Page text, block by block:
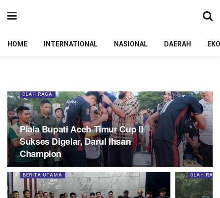
HOME INTERNATIONAL NASIONAL DAERAH
OLAH RAGA
Piala Bupati Aceh Timur Cup II
Sukses Digelar, Darul Ihsan
Champion
BERITA UTAMA OLAH